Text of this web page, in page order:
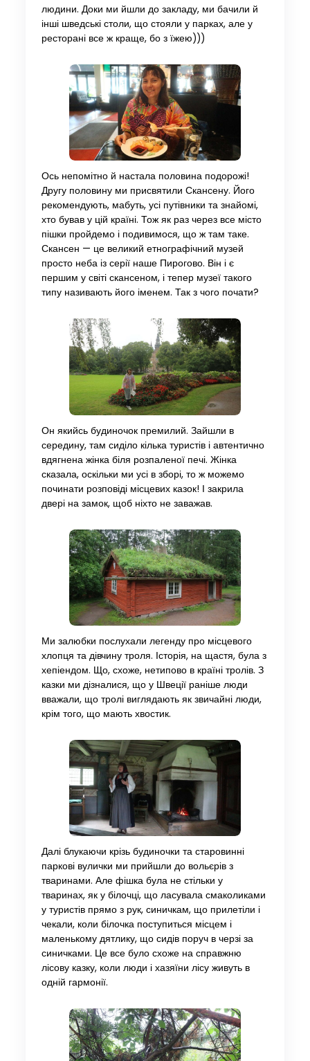
людини. Доки ми йшли до закладу, ми бачили й
інші шведські столи, що стояли у парках, але у
ресторані все ж краще, бо з їжею)))
Ось непомітно й настала половина подорожі!
Другу половину ми присвятили Скансену. Його
рекомендують, мабуть, усі путівники та знайомі,
хто бував у цій країні. Тож як раз через все місто
пішки пройдемо і подивимося, що ж там таке.
Скансен — це великий етнографічний музей
просто неба із серії наше Пирогово. Він і є
першим у світі скансеном, і тепер музеї такого
типу називають його іменем. Так з чого почати?
Он якийсь будиночок премилий. Зайшли в
середину, там сиділо кілька туристів і автентично
вдягнена жінка біля розпаленої печі. Жінка
сказала, оскільки ми усі в зборі, то ж можемо
починати розповіді місцевих казок! І закрила
двері на замок, щоб ніхто не заважав.
Ми залюбки послухали легенду про місцевого
хлопця та дівчину троля. Історія, на щастя, була з
хепіендом. Що, схоже, нетипово в країні тролів. З
казки ми дізналися, що у Швеції раніше люди
вважали, що тролі виглядають як звичайні люди,
крім того, що мають хвостик.
Далі блукаючи крізь будиночки та старовинні
паркові вулички ми прийшли до вольєрів з
тваринами. Але фішка була не стільки у
тваринах, як у білочці, що ласувала смаколиками
у туристів прямо з рук, синичкам, що прилетіли і
чекали, коли білочка поступиться місцем і
маленькому дятлику, що сидів поруч в черзі за
синичками. Це все було схоже на справжню
лісову казку, коли люди і хазяїни лісу живуть в
одній гармонії.